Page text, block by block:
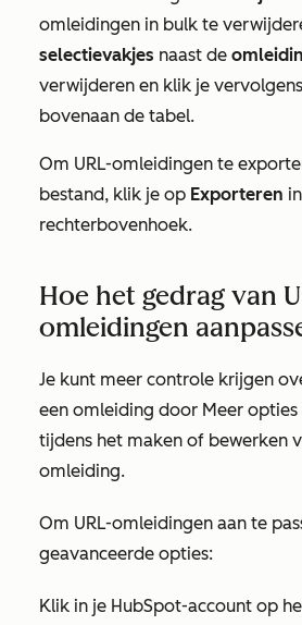
omleidingen in bulk te
selectievakjes naast de
verwijderen en klik je
bovenaan de tabel.
Om URL-omleidingen te
bestand, klik je op Exporteren
rechterbovenhoek.
Hoe het gedrag van
omleidingen
Je kunt meer controle krijgen
een omleiding door Meer opties
tijdens het maken of bewerken
omleiding.
Om URL-omleidingen aan te
geavanceerde opties:
Klik in je HubSpot-account op